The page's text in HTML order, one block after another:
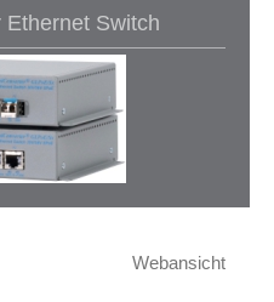
Switch
Webansicht